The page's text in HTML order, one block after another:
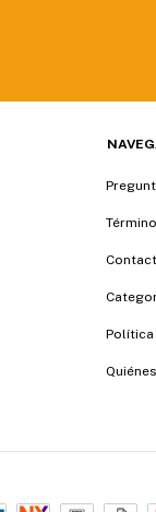
Política